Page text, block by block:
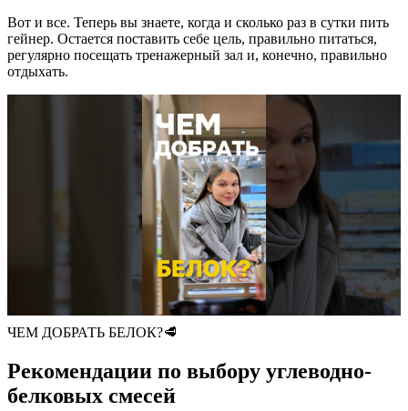
Вот и все. Теперь вы знаете, когда и сколько раз в сутки пить
гейнер. Остается поставить себе цель, правильно питаться,
регулярно посещать тренажерный зал и, конечно, правильно
отдыхать.
ЧЕМ ДОБРАТЬ БЕЛОК?🥩
Рекомендации по выбору углеводно-
белковых смесей